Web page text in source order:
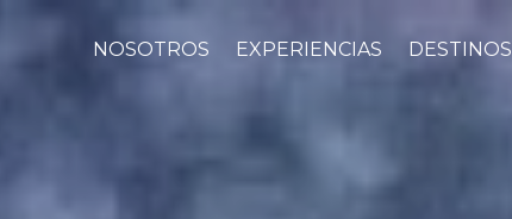
NOSOTROS EXPERIENCIAS DESTINOS